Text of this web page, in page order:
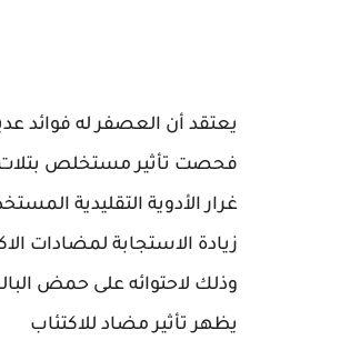
يعتقد أن العصفر له فوائد
فحصت تأثير مستخلص بتلات
غرار الأدوية التقليدية
زيادة الاستجابة لمضادات
يظهر تأثير مضاد للاكتئاب